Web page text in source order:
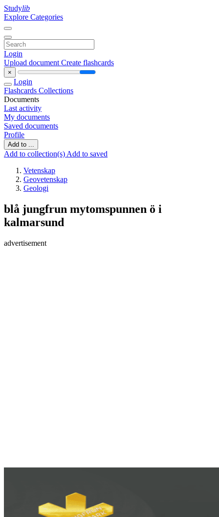
Studylib
Explore Categories
Login
Upload document Create flashcards
×
Login
Flashcards Collections
Documents
Last activity
My documents
Saved documents
Profile
Add to ...
Add to collection(s) Add to saved
Vetenskap
Geovetenskap
Geologi
blå jungfrun mytomspunnen ö i
kalmarsund
advertisement